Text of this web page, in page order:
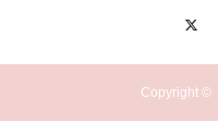
Copyright ©